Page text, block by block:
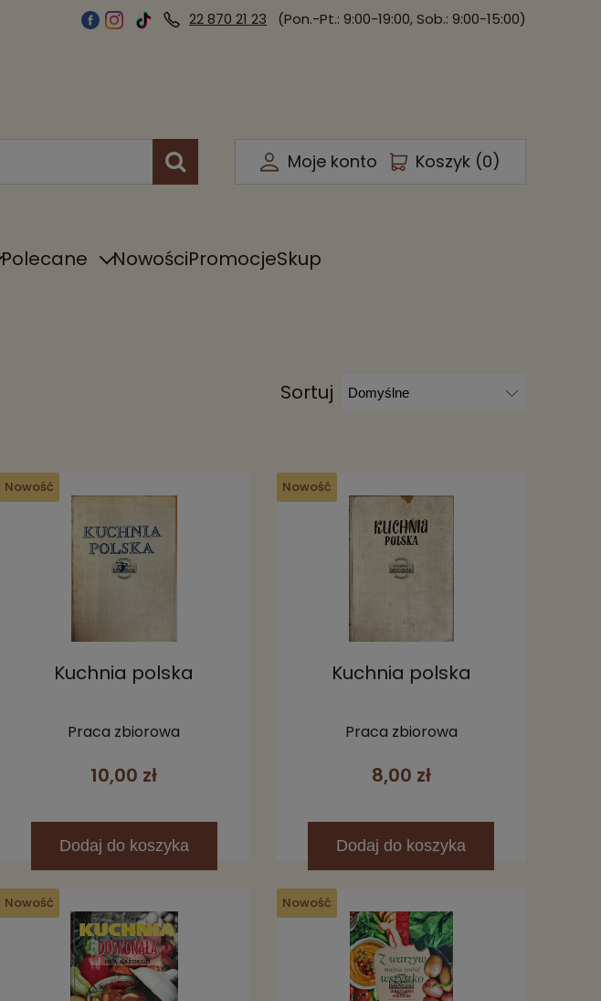
22 870 21 23 (Pon.-Pt.: 9:00-19:00, Sob.: 9:00-15:00)
Moje konto Koszyk (0)
Polecane NowościPromocjeSkup
Sortuj
Kuchnia polska
Praca zbiorowa
10,00 zł
Dodaj do koszyka
Nowość
Kuchnia polska
Praca zbiorowa
8,00 zł
Dodaj do koszyka
Nowość
Nowość Nowość